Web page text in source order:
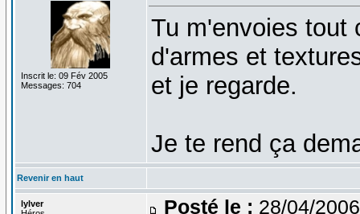
Inscrit le: 09 Fév 2005
Messages: 704
Tu m'envoies tout
d'armes et
et je regarde.
Je te rend ça
Revenir en haut
lylver
Posté le : 28/04/